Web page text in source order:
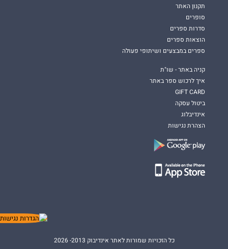
תקנון האתר
סופרים
סדרות ספרים
הוצאות ספרים
ספרים במבצעים ושיתופי פעולה
קניה באתר - שו"ת
איך לרכוש ספר באתר
GIFT CARD
ביטול עסקה
אינדיבלוג
הצהרת נגישות
כל הזכויות שמורות לאתר אינדיבוק 2013- 2026